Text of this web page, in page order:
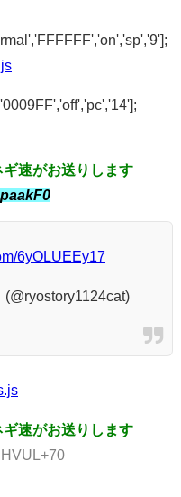
速がお送りします
6yOLUEEy17
速がお送りします